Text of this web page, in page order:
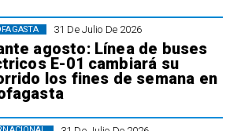
31 De Julio De 2026
agosto: Línea de buses
E-01 cambiará su
los fines de semana en